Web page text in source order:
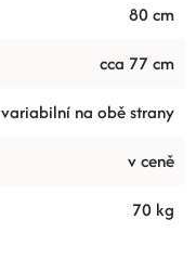
80 cm
cca 77 cm
variabilní na obě strany
v ceně
70 kg